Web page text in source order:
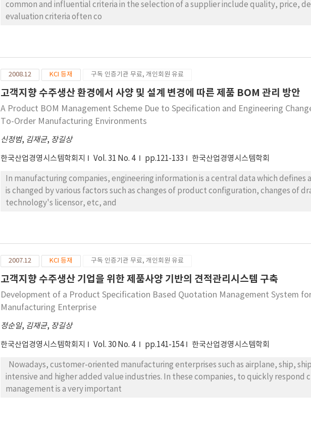
common and influential criteria in the selection of a supplier include quality, price,
evaluation criteria often co
2008.12 KCI 등재 구독 인증기관 무료, 개인회원 유료
고객지향 수주생산 환경에서 사양 및 설계 변경에 따른 제품 BOM 관리 방안
A Product BOM Management Scheme Due to Specification and Engineering
To-Order Manufacturing Environments
신정범, 김재균, 장길상
한국산업경영시스템학회지 Vol. 31 No. 4 pp.121-133 한국산업경영시스템학회
In manufacturing companies, engineering information is a central data which
is changed by various factors such as changes of product configuration, changes of
technology's licensor, etc, and
2007.12 KCI 등재 구독 인증기관 무료, 개인회원 유료
고객지향 수주생산 기업을 위한 제품사양 기반의 견적관리시스템 구축
Development of a Product Specification Based Quotation Management System
Manufacturing Enterprise
정순일, 김재균, 장길상
한국산업경영시스템학회지 Vol. 30 No. 4 pp.141-154 한국산업경영시스템학회
Nowadays, customer-oriented manufacturing enterprises such as airplane, ship,
intensive and higher added value industries. In these companies, to quickly
management is a very important